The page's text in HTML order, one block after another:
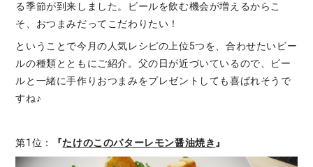
る季節が到来しました。ビールを飲む機会が増えるからこ
そ、おつまみだってこだわりたい！
ということで今月の人気レシピの上位5つを、合わせたいビー
ルの種類とともにご紹介。父の日が近づいているので、ビー
ルと一緒に手作りおつまみをプレゼントしても喜ばれそうで
すね♪
第1位： 『たけのこのバターレモン醤油焼き 』